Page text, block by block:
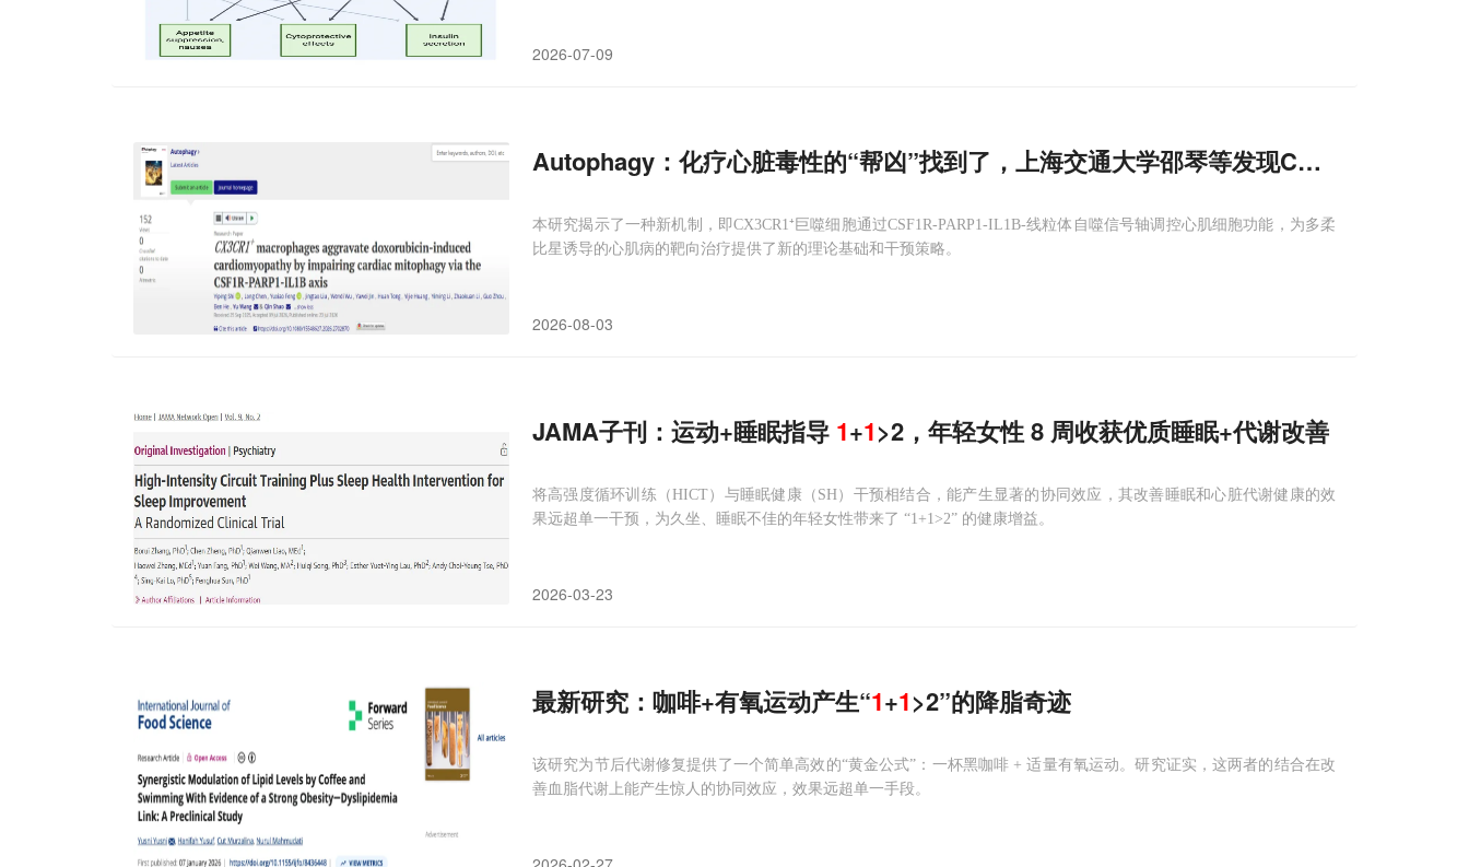
2026-07-09
Autophagy：化疗心脏毒性的“帮凶”找到了，上海交通大学邵琴等发现CX3CR
本研究揭示了一种新机制，即CX3CR1⁺巨噬细胞通过CSF1R-PARP1-IL1B-线粒体自噬信号轴调控心肌细胞功能，为多柔
比星诱导的心肌病的靶向治疗提供了新的理论基础和干预策略。
2026-08-03
JAMA子刊：运动+睡眠指导 1+1>2，年轻女性 8 周收获优质睡眠+代谢改善
将高强度循环训练（HICT）与睡眠健康（SH）干预相结合，能产生显著的协同效应，其改善睡眠和心脏代谢健康的效
果远超单一干预，为久坐、睡眠不佳的年轻女性带来了 “1+1>2” 的健康增益。
2026-03-23
最新研究：咖啡+有氧运动产生“1+1>2”的降脂奇迹
该研究为节后代谢修复提供了一个简单高效的“黄金公式”：一杯黑咖啡 + 适量有氧运动。研究证实，这两者的结合在改
善血脂代谢上能产生惊人的协同效应，效果远超单一手段。